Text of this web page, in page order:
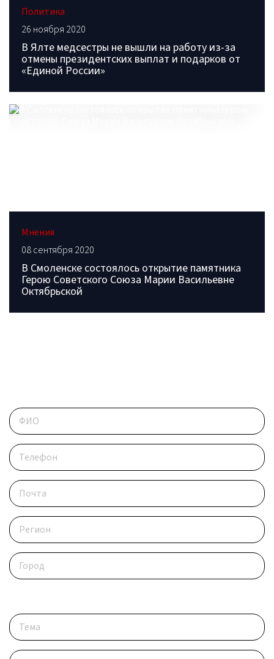
Политика
26 ноября 2020
В Ялте медсестры не вышли на работу из-за
отмены президентских выплат и подарков от
«Единой России»
Мнения
08 сентября 2020
В Смоленске состоялось открытие памятника
Герою Советского Союза Марии Васильевне
Октябрьской